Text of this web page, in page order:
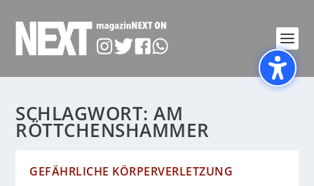
SCHLAGWORT:AM
RÖTTCHENSHAMMER
GEFÄHRLICHE KÖRPERVERLETZUNG